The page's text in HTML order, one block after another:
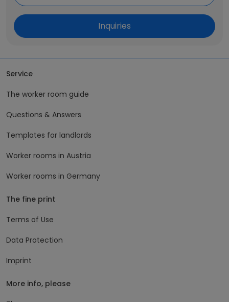
Inquiries
Service
The worker room guide
Questions & Answers
Templates for landlords
Worker rooms in Austria
Worker rooms in Germany
The fine print
Terms of Use
Data Protection
Imprint
More info, please